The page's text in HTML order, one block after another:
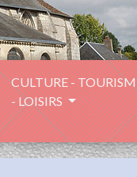
CULTURE -
- LOISIRS